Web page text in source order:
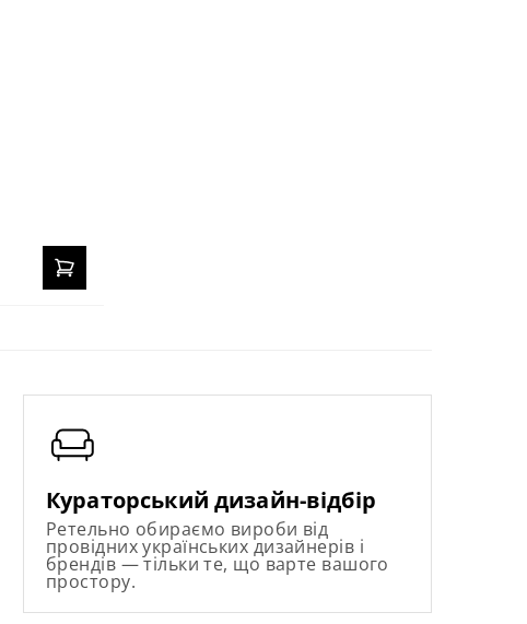
Кураторський дизайн-відбір
Ретельно обираємо вироби від
провідних українських дизайнерів і
брендів — тільки те, що варте вашого
простору.